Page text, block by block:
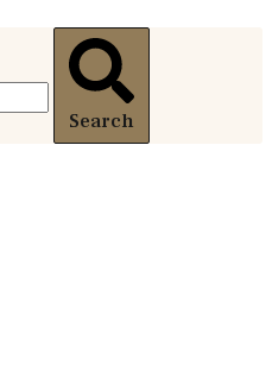
Search